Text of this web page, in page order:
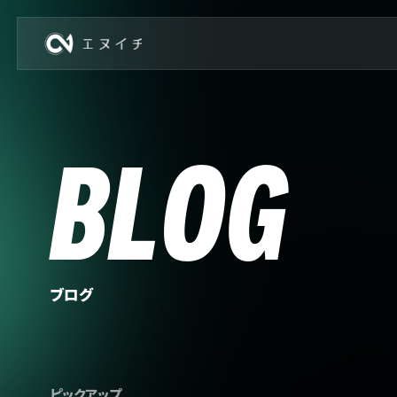
BLOG
ブログ